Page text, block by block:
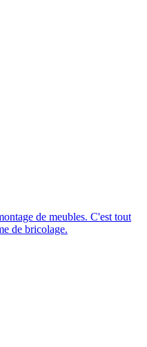
de meubles. C'est tout
de bricolage.